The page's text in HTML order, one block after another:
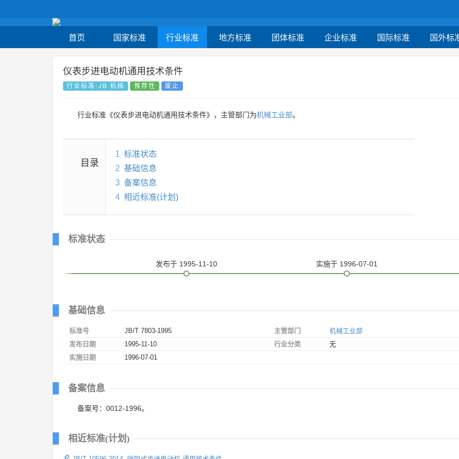
首页 国家标准 行业标准 地方标准 团体标准 企业标准 国际标准 国外标
仪表步进电动机通用技术条件
行业标准-JB 机械 推荐性 废止
行业标准《仪表步进电动机通用技术条件》，主管部门为机械工业部。
目录
1 标准状态
2 基础信息
3 备案信息
4 相近标准(计划)
标准状态
发布于 1995-11-10 实施于 1996-07-01
基础信息
标准号
JB/T 7803-1995
发布日期
1995-11-10
实施日期
1996-07-01
主管部门
机械工业部
行业分类
无
备案信息
备案号：0012-1996。
相近标准(计划)